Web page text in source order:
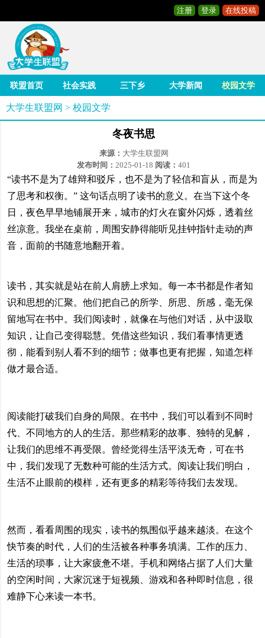
注册 登录 在线投稿
联盟首页 社会实践 三下乡 大学新闻 校园文学
大学生联盟网 > 校园文学
冬夜书思
来源： 大学生联盟网
发布时间： 2025-01-18 阅读： 401
“读书不是为了雄辩和驳斥，也不是为了轻信和盲从，而是为
了思考和权衡。” 这句话点明了读书的意义。在当下这个冬
日，夜色早早地铺展开来，城市的灯火在窗外闪烁，透着丝
丝凉意。我坐在桌前，周围安静得能听见挂钟指针走动的声
音，面前的书随意地翻开着。
读书，其实就是站在前人肩膀上求知。每一本书都是作者知
识和思想的汇聚。他们把自己的所学、所思、所感，毫无保
留地写在书中。我们阅读时，就像在与他们对话，从中汲取
知识，让自己变得聪慧。凭借这些知识，我们看事情更透
彻，能看到别人看不到的细节；做事也更有把握，知道怎样
做才最合适。
阅读能打破我们自身的局限。在书中，我们可以看到不同时
代、不同地方的人的生活。那些精彩的故事、独特的见解，
让我们的思维不再受限。曾经觉得生活平淡无奇，可在书
中，我们发现了无数种可能的生活方式。阅读让我们明白，
生活不止眼前的模样，还有更多的精彩等待我们去发现。
然而，看看周围的现实，读书的氛围似乎越来越淡。在这个
快节奏的时代，人们的生活被各种事务填满。工作的压力、
生活的琐事，让大家疲惫不堪。手机和网络占据了人们大量
的空闲时间，大家沉迷于短视频、游戏和各种即时信息，很
难静下心来读一本书。